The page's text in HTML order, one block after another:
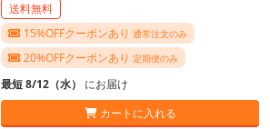
送料無料
15%OFFクーポンあり 通常注文のみ
20%OFFクーポンあり 定期便のみ
最短 8/12（水） にお届け
カートに入れる